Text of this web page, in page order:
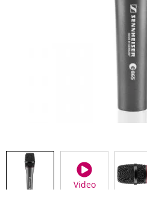
Video